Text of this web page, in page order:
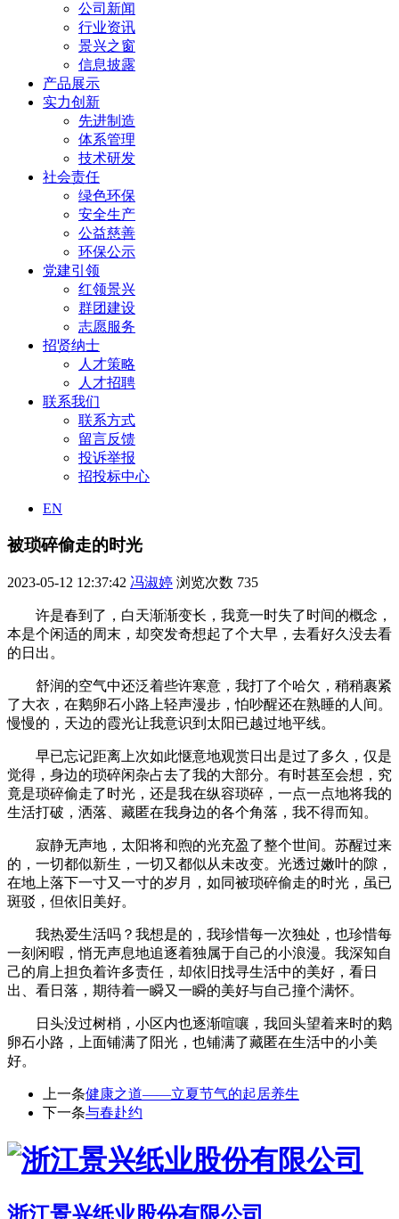
公司新闻
行业资讯
景兴之窗
信息披露
产品展示
实力创新
先进制造
体系管理
技术研发
社会责任
绿色环保
安全生产
公益慈善
环保公示
党建引领
红领景兴
群团建设
志愿服务
招贤纳士
人才策略
人才招聘
联系我们
联系方式
留言反馈
投诉举报
招投标中心
EN
被琐碎偷走的时光
2023-05-12 12:37:42 冯淑婷 浏览次数 735
许是春到了，白天渐渐变长，我竟一时失了时间的概念，
本是个闲适的周末，却突发奇想起了个大早，去看好久没去看
的日出。
舒润的空气中还泛着些许寒意，我打了个哈欠，稍稍裹紧
了大衣，在鹅卵石小路上轻声漫步，怕吵醒还在熟睡的人间。
慢慢的，天边的霞光让我意识到太阳已越过地平线。
早已忘记距离上次如此惬意地观赏日出是过了多久，仅是
觉得，身边的琐碎闲杂占去了我的大部分。有时甚至会想，究
竟是琐碎偷走了时光，还是我在纵容琐碎，一点一点地将我的
生活打破，洒落、藏匿在我身边的各个角落，我不得而知。
寂静无声地，太阳将和煦的光充盈了整个世间。苏醒过来
的，一切都似新生，一切又都似从未改变。光透过嫩叶的隙，
在地上落下一寸又一寸的岁月，如同被琐碎偷走的时光，虽已
斑驳，但依旧美好。
我热爱生活吗？我想是的，我珍惜每一次独处，也珍惜每
一刻闲暇，悄无声息地追逐着独属于自己的小浪漫。我深知自
己的肩上担负着许多责任，却依旧找寻生活中的美好，看日
出、看日落，期待着一瞬又一瞬的美好与自己撞个满怀。
日头没过树梢，小区内也逐渐喧嚷，我回头望着来时的鹅
卵石小路，上面铺满了阳光，也铺满了藏匿在生活中的小美
好。
上一条健康之道——立夏节气的起居养生
下一条与春赴约
浙江景兴纸业股份有限公司